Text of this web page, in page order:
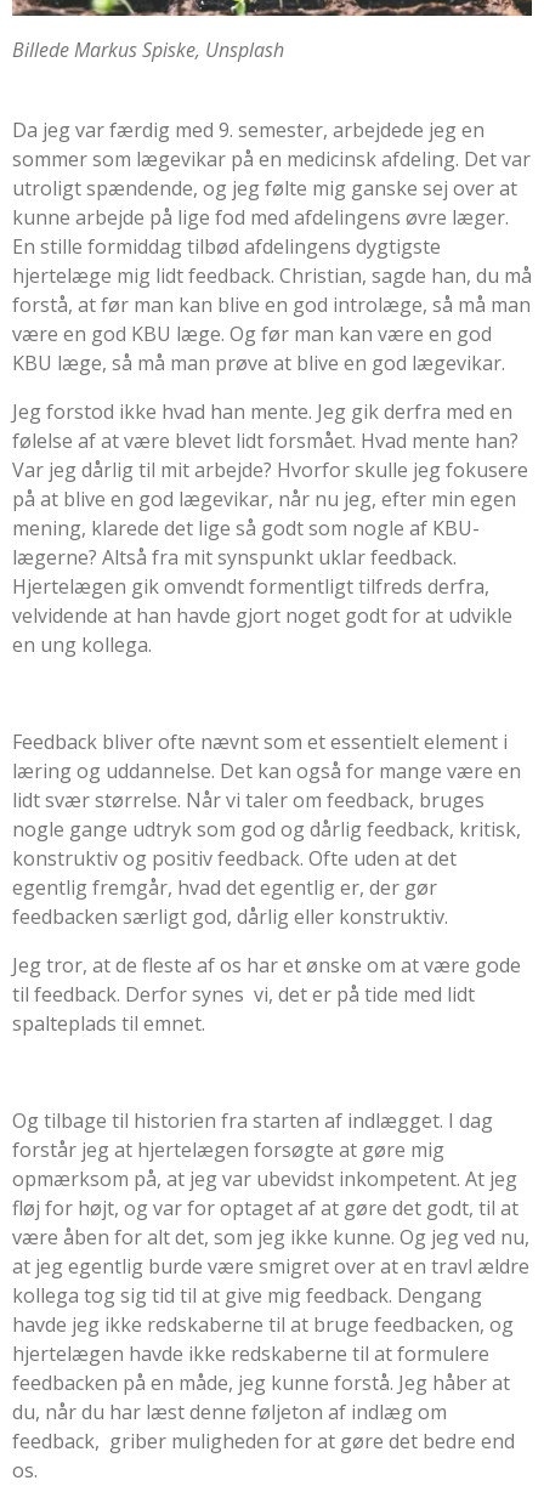
Billede Markus Spiske, Unsplash
Da jeg var færdig med 9. semester, arbejdede jeg en
sommer som lægevikar på en medicinsk afdeling. Det var
utroligt spændende, og jeg følte mig ganske sej over at
kunne arbejde på lige fod med afdelingens øvre læger.
En stille formiddag tilbød afdelingens dygtigste
hjertelæge mig lidt feedback. Christian, sagde han, du må
forstå, at før man kan blive en god introlæge, så må man
være en god KBU læge. Og før man kan være en god
KBU læge, så må man prøve at blive en god lægevikar.
Jeg forstod ikke hvad han mente. Jeg gik derfra med en
følelse af at være blevet lidt forsmået. Hvad mente han?
Var jeg dårlig til mit arbejde? Hvorfor skulle jeg fokusere
på at blive en god lægevikar, når nu jeg, efter min egen
mening, klarede det lige så godt som nogle af KBU-
lægerne? Altså fra mit synspunkt uklar feedback.
Hjertelægen gik omvendt formentligt tilfreds derfra,
velvidende at han havde gjort noget godt for at udvikle
en ung kollega.
Feedback bliver ofte nævnt som et essentielt element i
læring og uddannelse. Det kan også for mange være en
lidt svær størrelse. Når vi taler om feedback, bruges
nogle gange udtryk som god og dårlig feedback, kritisk,
konstruktiv og positiv feedback. Ofte uden at det
egentlig fremgår, hvad det egentlig er, der gør
feedbacken særligt god, dårlig eller konstruktiv.
Jeg tror, at de fleste af os har et ønske om at være gode
til feedback. Derfor synes vi, det er på tide med lidt
spalteplads til emnet.
Og tilbage til historien fra starten af indlægget. I dag
forstår jeg at hjertelægen forsøgte at gøre mig
opmærksom på, at jeg var ubevidst inkompetent. At jeg
fløj for højt, og var for optaget af at gøre det godt, til at
være åben for alt det, som jeg ikke kunne. Og jeg ved nu,
at jeg egentlig burde være smigret over at en travl ældre
kollega tog sig tid til at give mig feedback. Dengang
havde jeg ikke redskaberne til at bruge feedbacken, og
hjertelægen havde ikke redskaberne til at formulere
feedbacken på en måde, jeg kunne forstå. Jeg håber at
du, når du har læst denne føljeton af indlæg om
feedback, griber muligheden for at gøre det bedre end
os.